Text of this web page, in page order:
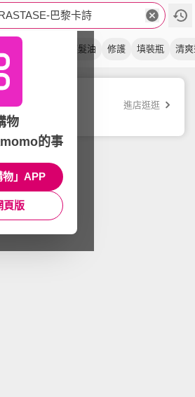
巴黎卡詩
護髮油 修護 填裝瓶 清
進店逛逛
物
的事
物」APP
頁版